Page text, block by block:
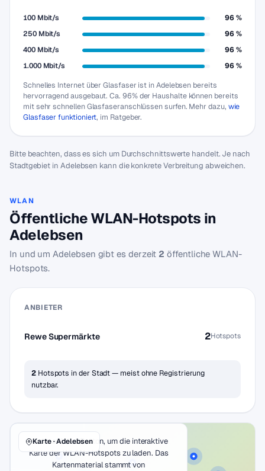
100 Mbit/s
96 %
250 Mbit/s
96 %
400 Mbit/s
96 %
1.000 Mbit/s
96 %
Schnelles Internet über Glasfaser ist in Adelebsen bereits
hervorragend ausgebaut. Ca. 96% der Haushalte können bereits
mit sehr schnellen Glasfaseranschlüssen surfen. Mehr dazu, wie
Glasfaser funktioniert, im Ratgeber.
Bitte beachten, dass es sich um Durchschnittswerte handelt. Je nach
Stadtgebiet in Adelebsen kann die konkrete Verbreitung abweichen.
WLAN
Öffentliche WLAN-Hotspots in
Adelebsen
In und um Adelebsen gibt es derzeit 2 öffentliche WLAN-
Hotspots.
ANBIETER
Rewe Supermärkte 2Hotspots
2Hotspots in der Stadt — meist ohne Registrierung
nutzbar.
Klicke auf den Button, um die interaktive
Karte der WLAN-Hotspots zu laden. Das
Kartenmaterial stammt von
Karte · Adelebsen